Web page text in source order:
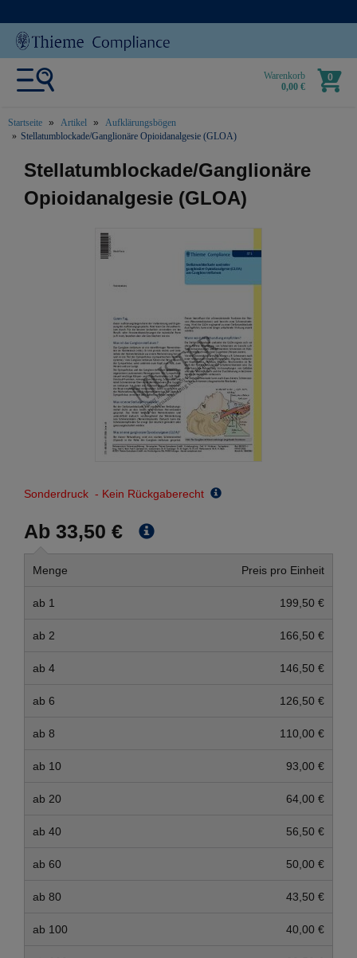
Warenkorb
0,00 €
0
Startseite Artikel
Aufklärungsbögen
Stellatumblockade/Ganglionäre Opioidanalgesie (GLOA)
text.skipToContent
text.skipToNavigation
Stellatumblockade/Ganglionäre
Opioidanalgesie (GLOA)
Sonderdruck - Kein Rückgaberecht
Ab 33,50 €
Menge Preis pro Einheit
ab 1 199,50 €
ab 2 166,50 €
ab 4 146,50 €
ab 6 126,50 €
ab 8 110,00 €
ab 10 93,00 €
ab 20 64,00 €
ab 40 56,50 €
ab 60 50,00 €
ab 80 43,50 €
ab 100 40,00 €